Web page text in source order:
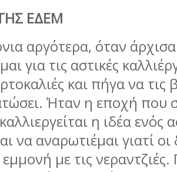
ΕΔΕΜ
αργότερα, όταν
για τις αστικές
και πήγα να τις
Ήταν η εποχή που
η ιδέα ενός
να αναρωτιέμαι γιατί
με τις νεραντζιές.